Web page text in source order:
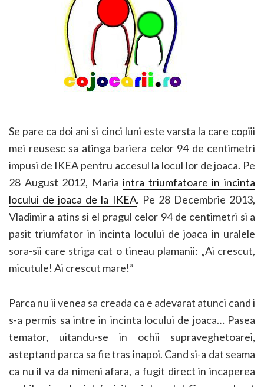
Se pare ca doi ani si cinci luni este varsta la care copiii
mei reusesc sa atinga bariera celor 94 de centimetri
impusi de IKEA pentru accesul la locul lor de joaca. Pe
28 August 2012, Mariaintra triumfatoare in incinta
locului de joaca de la IKEA. Pe 28 Decembrie 2013,
Vladimir a atins si el pragul celor 94 de centimetri si a
pasit triumfator in incinta locului de joaca in uralele
sora-sii care striga cat o tineau plamanii: „Ai crescut,
micutule! Ai crescut mare!”
Parca nu ii venea sa creada ca e adevarat atunci cand i
s-a permis sa intre in incinta locului de joaca… Pasea
temator, uitandu-se in ochii supraveghetoarei,
asteptand parca sa fie tras inapoi. Cand si-a dat seama
ca nu il va da nimeni afara, a fugit direct in incaperea